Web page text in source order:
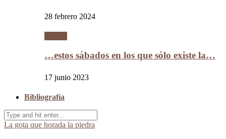
28 febrero 2024
…estos sábados en los que sólo existe la…
17 junio 2023
Bibliografía
La gota que horada la piedra